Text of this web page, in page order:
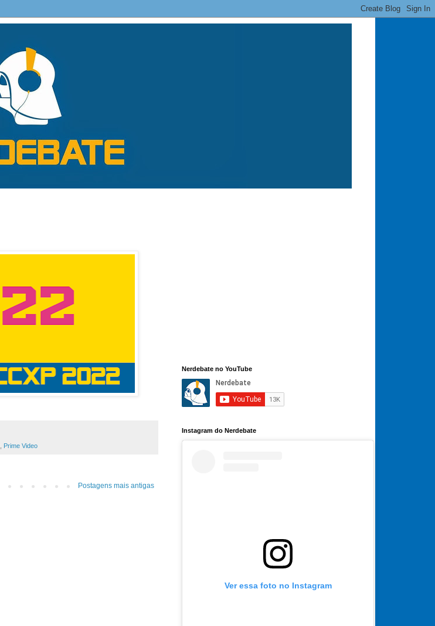
Prime Video
Postagens mais antigas
Nerdebate no YouTube
Instagram do Nerdebate
Ver essa foto no Instagram